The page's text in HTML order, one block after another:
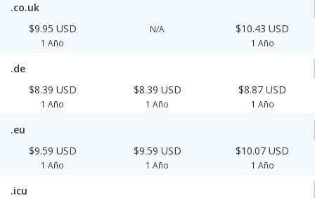
.co.uk
$9.95 USD
1 Año
N/A $10.43 USD
1 Año
.de
$8.39 USD
1 Año
$8.39 USD
1 Año
$8.87 USD
1 Año
.eu
$9.59 USD
1 Año
$9.59 USD
1 Año
$10.07 USD
1 Año
.icu